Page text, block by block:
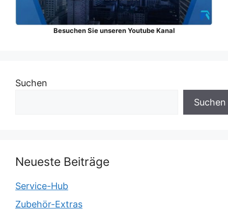
Besuchen Sie unseren Youtube Kanal
Suchen
Suchen
Neueste Beiträge
Service-Hub
Zubehör-Extras